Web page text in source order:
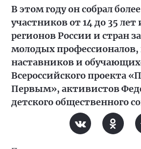
В этом году он собрал
участников от 14 до 35 лет
регионов России и стран
молодых
наставников и
Всероссийского проекта
Первым», активистов
детского общественного